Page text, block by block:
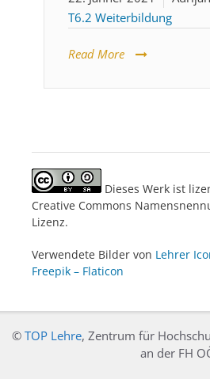
T6.2 Weiterbildung
Read More
Dieses Werk ist
Creative Commons
Lizenz.
Verwendete Bilder von Lehrer
Freepik – Flaticon
© TOP Lehre, Zentrum für
an der FH